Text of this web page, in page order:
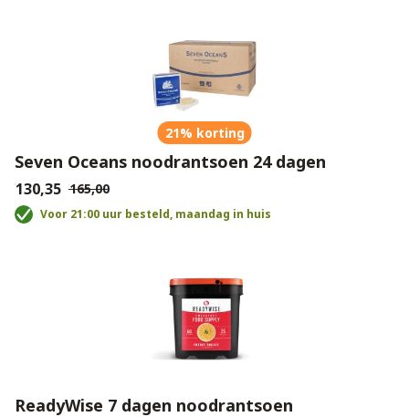
21% korting
Seven Oceans noodrantsoen 24 dagen
€130,35 €165,00
Voor 21:00 uur besteld, maandag in huis
ReadyWise 7 dagen noodrantsoen